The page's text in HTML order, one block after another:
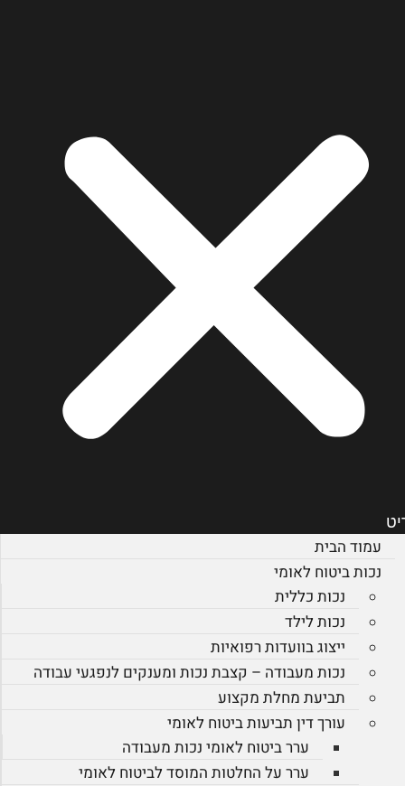
עמוד הבית
נכות ביטוח לאומי
נכות כללית
נכות לילד
ייצוג בוועדות רפואיות
נכות מעבודה – קצבת נכות ומענקים לנפגעי עבודה
תביעת מחלת מקצוע
עורך דין תביעות ביטוח לאומי
ערר ביטוח לאומי נכות מעבודה
ערר על החלטות המוסד לביטוח לאומי